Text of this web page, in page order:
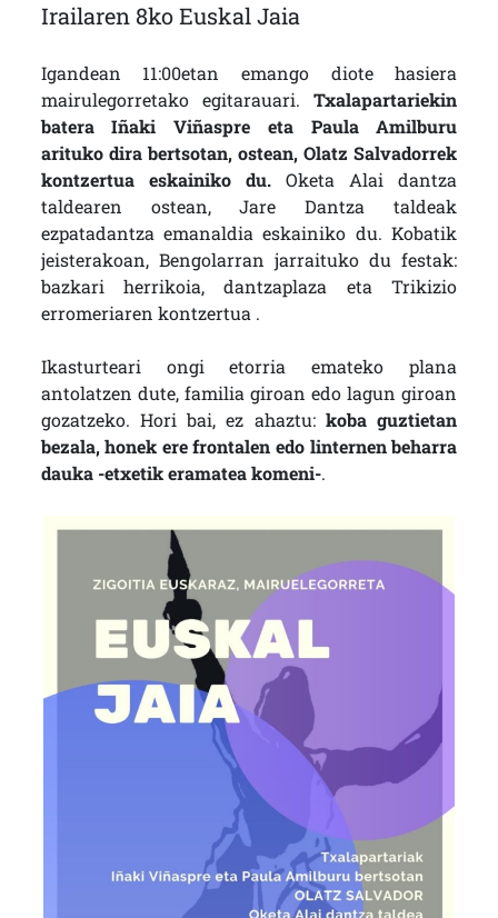
Irailaren 8ko Euskal Jaia
Igandean 11:00etan emango diote hasiera
mairulegorretako egitarauari.Txalapartariekin
batera Iñaki Viñaspre eta Paula Amilburu
arituko dira bertsotan, ostean, Olatz Salvadorrek
kontzertua eskainiko du.Oketa Alai dantza
taldearen ostean, Jare Dantza taldeak
ezpatadantza emanaldia eskainiko du. Kobatik
jeisterakoan, Bengolarran jarraituko du festak:
bazkari herrikoia, dantzaplaza eta Trikizio
erromeriaren kontzertua .
Ikasturteari ongi etorria emateko plana
antolatzen dute, familia giroan edo lagun giroan
gozatzeko. Hori bai, ez ahaztu: koba guztietan
bezala, honek ere frontalen edo linternen beharra
dauka -etxetik eramatea komeni-.